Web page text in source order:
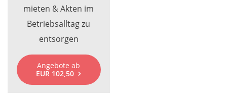
mieten & Akten im
Betriebsalltag zu
entsorgen
Angebote ab
EUR 102,50